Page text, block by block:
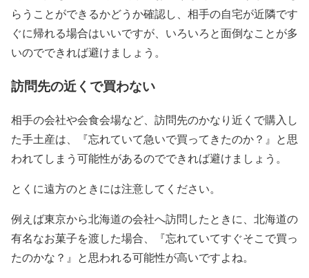
らうことができるかどうか確認し、相手の自宅が近隣です
ぐに帰れる場合はいいですが、いろいろと面倒なことが多
いのでできれば避けましょう。
訪問先の近くで買わない
相手の会社や会食会場など、訪問先のかなり近くで購入し
た手土産は、『忘れていて急いで買ってきたのか？』と思
われてしまう可能性があるのでできれば避けましょう。
とくに遠方のときには注意してください。
例えば東京から北海道の会社へ訪問したときに、北海道の
有名なお菓子を渡した場合、『忘れていてすぐそこで買っ
たのかな？』と思われる可能性が高いですよね。